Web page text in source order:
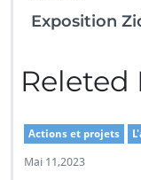
Exposition
Releted
Actions et projets
Mai 11,2023